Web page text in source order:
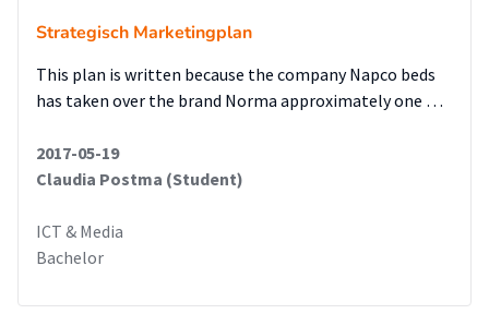
Strategisch Marketingplan
This plan is written because the company Napco beds
has taken over the brand Norma approximately one …
2017-05-19
Claudia Postma (Student)
ICT & Media
Bachelor